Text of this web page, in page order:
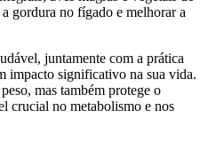
gordura no fígado e melhorar a
juntamente com a prática
impacto significativo na sua vida.
mas também protege o
crucial no metabolismo e nos